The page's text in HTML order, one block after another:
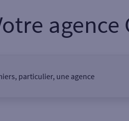
agence
particulier, une agence